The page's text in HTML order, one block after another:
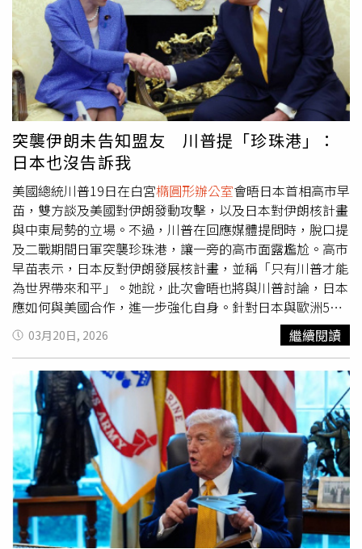
罪名認罪。川普將其7年刑期減刑，使其在服刑3個月後獲
釋。川普當時還公開宣稱，「他說謊說得很誇張，但他百分
之百支持川普。」
能力受到重大削弱，包括海軍與空軍實力，以及通訊系統均
遭到影響。此番言論被視為川普態度的轉變。此前他在白宮
曾表態不支持停火，但如今則強調談判已有實質進展。他解
釋，立場改變是因為雙方開始進行具建設性的對話。川普同
時重申，美方在任何協議中的核心條件，仍是伊朗不得發展
核武。他強調，相關立場始終如一，並稱雙方目前正針對此
議題進行討論。華府官員透露，潛在談判可能透過巴基斯坦
或土耳其等國進行斡旋，由美方高層談判代表與中間人共同
參與。在衝突持續之際，外交行動也同步升溫。另一方面，
伊朗官員已承認與美國存在間接接觸，但強調任何協議都必
須建立在國際法框架下，並需解除對伊制裁，才能具備實質
意義。
突襲伊朗未告知盟友 川普提「珍珠港」：
日本也沒告訴我
美國總統川普19日在白宮橢圓形辦公室會晤日本首相高市早
苗，雙方談及美國對伊朗發動攻擊，以及日本對伊朗核計畫
與中東局勢的立場。不過，川普在回應媒體提問時，脫口提
及二戰期間日軍突襲珍珠港，讓一旁的高市面露尷尬。高市
早苗表示，日本反對伊朗發展核計畫，並稱「只有川普才能
為世界帶來和平」。她說，此次會晤也將與川普討論，日本
應如何與美國合作，進一步強化自身。針對日本與歐洲5國
先前就荷莫茲海峽發表共同聲明，表態將投入護航行動，並
譴責伊朗封鎖海峽一事，川普表示，的確收到來自日本的訊
息，並稱日本與北約展現出不同作法。不過，當記者追問美
方為何未事先通知包括日本在內的盟友攻擊伊朗的計畫時，
川普表示，軍事行動必須保有突襲效果，因此未事先告知任
何國家。他隨後說出「沒有人比日本更了解突襲」，並進一
步提及「當時你們怎麼沒先告訴我珍珠港的事？」一旁的高
市早苗先深吸一口氣，隨後瞪大眼睛，但仍維持微笑。珍珠
港事件發生於1941年12月。當時日本突襲美國位於夏威夷
的海軍基地，美國其後對日宣戰，並投入第二次世界大戰。
時任美國總統羅斯福曾將當天形容為「永遠蒙羞的一天」。
03月20日, 2026 繼續閱讀